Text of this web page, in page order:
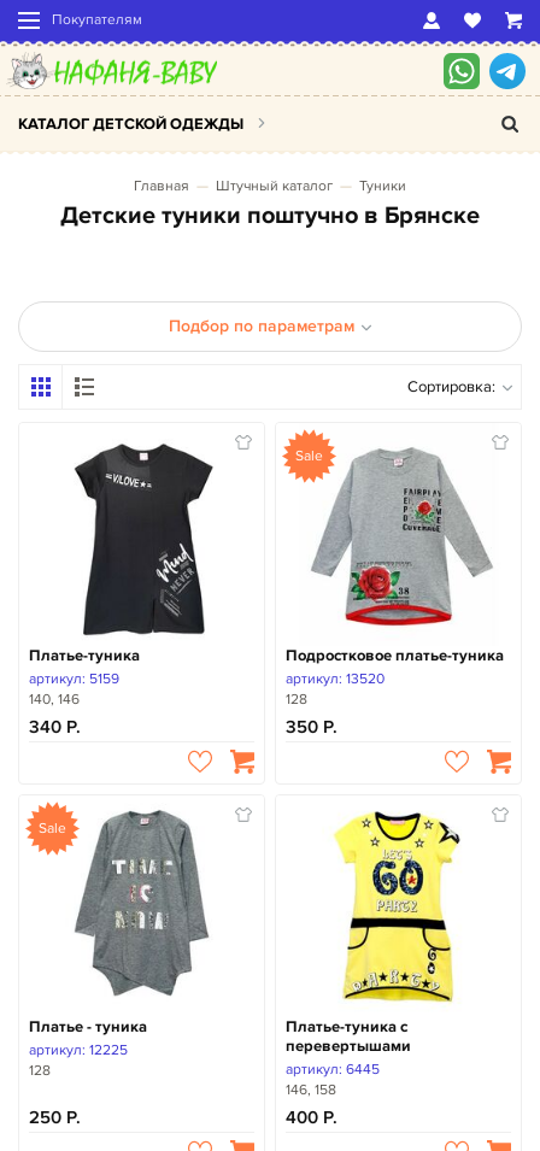
Покупателям
КАТАЛОГ ДЕТСКОЙ ОДЕЖДЫ
Главная Штучный каталог Туники
Детские туники поштучно в Брянске
Подбор по параметрам
Сортировка:
Платье-туника
артикул: 5159
140, 146
340
Sale
Подростковое платье-туника
артикул: 13520
128
350
Sale
Платье - туника
артикул: 12225
128
250
Платье-туника с
перевертышами
артикул: 6445
146, 158
400